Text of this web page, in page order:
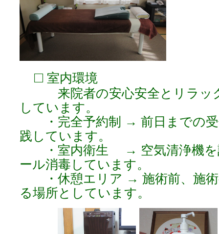
□ 室内環境
来院者の安心安全とリラッ
しています。
・完全予約制 → 前日までの受
践しています。
・室内衛生 → 空気清浄機を
ール消毒しています。
・休憩エリア → 施術前、施術
る場所としています。